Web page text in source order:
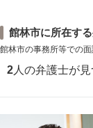
館林市に所在す
館林市の事務所等での面
2 人の弁護士が